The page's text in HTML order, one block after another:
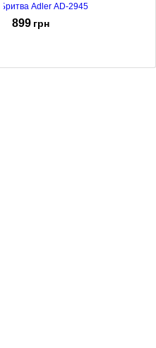
Бритва Adler AD-2945
899 грн